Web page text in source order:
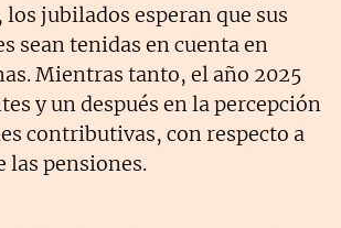
jubilados esperan que sus
sean tenidas en cuenta en
Mientras tanto, el año 2025
y un después en la percepción
contributivas, con respecto a
las pensiones.